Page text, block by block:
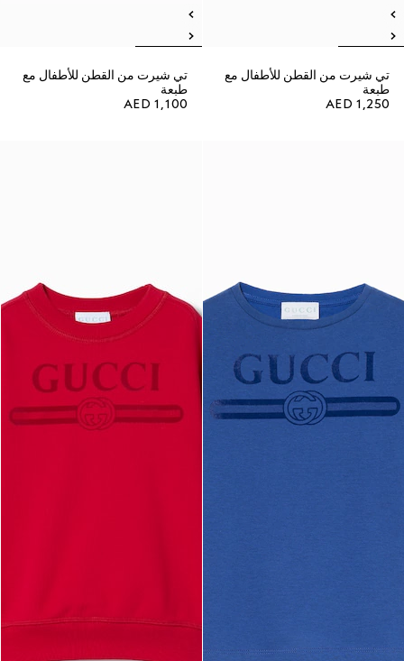
تي شيرت من القطن للأطفال مع
طبعة
AED 1,250
تي شيرت من القطن للأطفال مع
طبعة
AED 1,100